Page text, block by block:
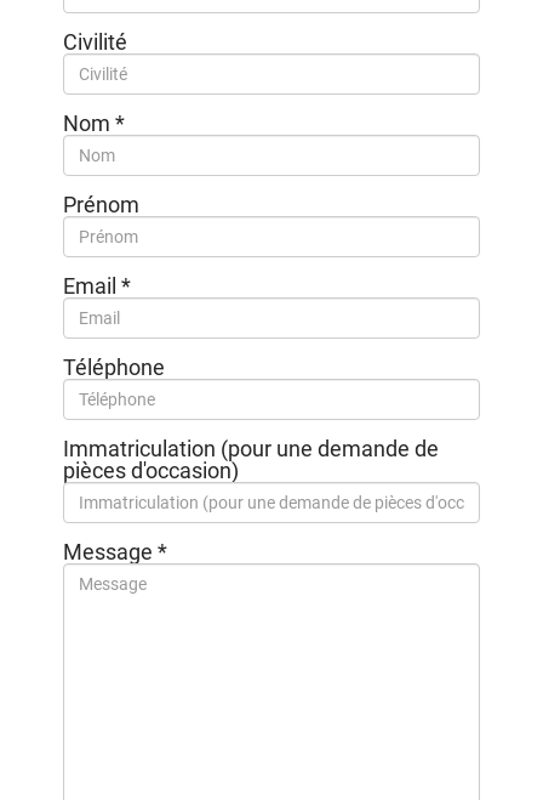
Civilité
Nom *
Prénom
Email *
Téléphone
Immatriculation (pour une demande de
pièces d'occasion)
Message *